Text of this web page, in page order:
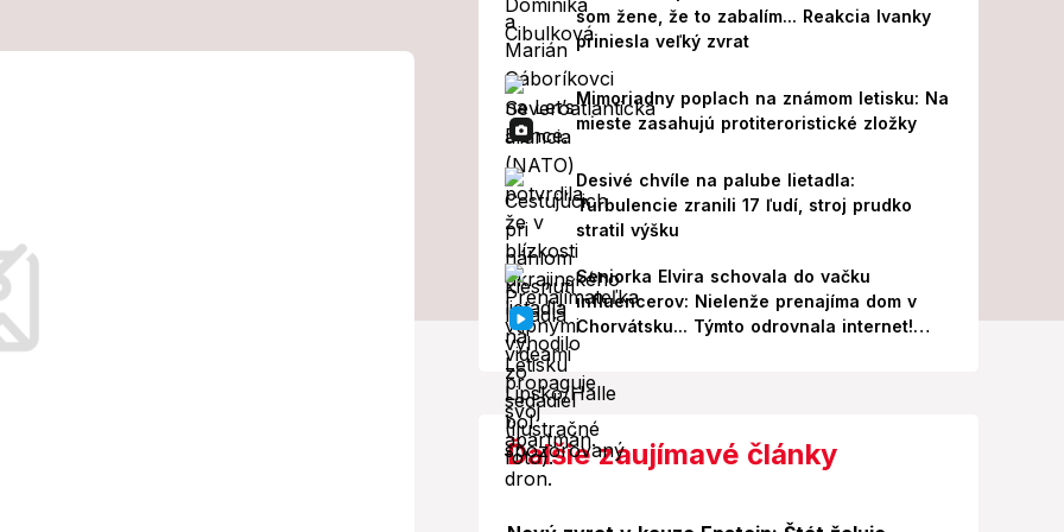
TU dáte aj
som žene, že to zabalím... Reakcia Ivanky
priniesla veľký zvrat
Mimoriadny poplach na známom letisku: Na
mieste zasahujú protiteroristické zložky
Desivé chvíle na palube lietadla:
Turbulencie zranili 17 ľudí, stroj prudko
stratil výšku
Seniorka Elvira schovala do vačku
influencerov: Nielenže prenajíma dom v
Chorvátsku... Týmto odrovnala internet!
VIDEO
Ďalšie zaujímavé články